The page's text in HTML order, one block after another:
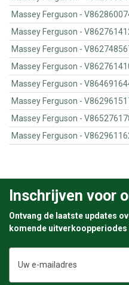
Inschrijven voor
Ontvang de laatste updates
komende uitverkoopperiodes
mailadres